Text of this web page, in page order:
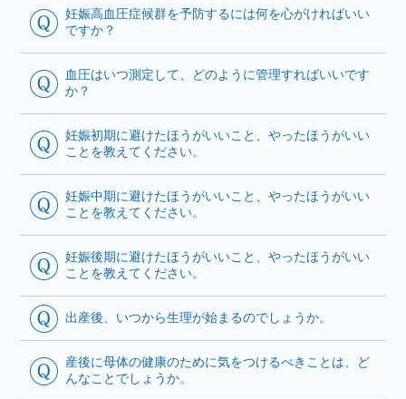
妊娠高血圧症候群を予防するには何を心がければいい
ですか？
血圧はいつ測定して、どのように管理すればいいです
か？
妊娠初期に避けたほうがいいこと、やったほうがいい
ことを教えてください。
妊娠中期に避けたほうがいいこと、やったほうがいい
ことを教えてください。
妊娠後期に避けたほうがいいこと、やったほうがいい
ことを教えてください。
出産後、いつから生理が始まるのでしょうか。
産後に母体の健康のために気をつけるべきことは、ど
んなことでしょうか。